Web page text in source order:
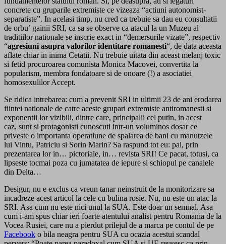
concrete cu gruparile extremiste ce vizeaza “actiuni autonomist-
separatiste”. In acelasi timp, nu cred ca trebuie sa dau eu consultatii
de orbu’ gainii SRI, ca sa se observe ca atacul la un Muzeu al
traditiilor nationale se inscrie exact in “demersurile vizate”, respectiv
“agresiuni asupra valorilor identitare romanesti“, de data aceasta
aflate chiar in inima Cetatii. Nu trebuie uitata din aceast melanj toxic
si fetid procuroarea comunista Monica Macovei, convertita la
popularism, membra fondatoare si de onoare (!) a asociatiei
homosexulilor Accept.
Se ridica intrebarea: cum a prevenit SRI in ultimii 23 de ani erodarea
fiintei nationale de catre aceste grupari extremiste antiromanesti si
exponentii lor vizibili, dintre care, principalii cel putin, in acest
caz, sunt si protagonisti cunoscuti intr-un voluminos dosar ce
priveste o importanta operatiune de spalarea de bani cu manutzele
lui Vintu, Patriciu si Sorin Marin? Sa raspund tot eu: pai, prin
prezentarea lor in… pictoriale, in… revista SRI! Ce pacat, totusi, ca
lipseste tocmai poza cu jumatatea de iepure si schiopul pe canalele
din Delta…
Desigur, nu e exclus ca vreun tanar neinstruit de la monitorizare sa
incadreze acest articol la cele cu bulina rosie. Nu, nu este un atac la
SRI. Asa cum nu este nici unul la SUA. Este doar un semnal. Asa
cum i-am spus chiar ieri foarte atentului analist pentru Romania de la
Vocea Rusiei, care nu a pierdut prilejul de a marca pe contul de pe
Facebook o bila neagra pentru SUA cu ocazia acestui scandal